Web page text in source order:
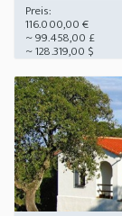
Preis:
116.000,00 €
~ 99.458,00 £
~ 128.319,00 $